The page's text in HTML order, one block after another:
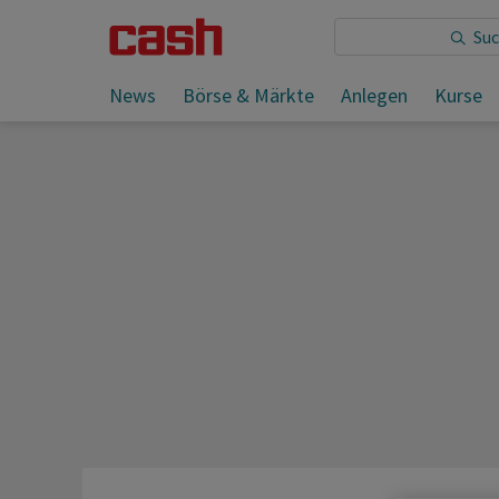
News Börse & Märkte Anlegen Kurse
Sie lesen: